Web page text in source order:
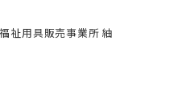
祉用具販売事業所 紬